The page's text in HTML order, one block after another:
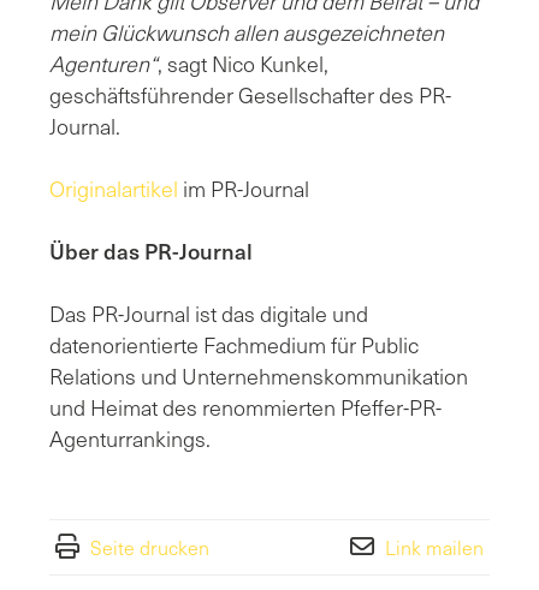
mein Glückwunsch allen ausgezeichneten
Agenturen“, sagt Nico Kunkel,
geschäftsführender Gesellschafter des PR-
Journal.
Originalartikel im PR-Journal
Über das PR-Journal
Das PR-Journal ist das digitale und
datenorientierte Fachmedium für Public
Relations und Unternehmenskommunikation
und Heimat des renommierten Pfeffer-PR-
Agenturrankings.
Seite drucken Link mailen